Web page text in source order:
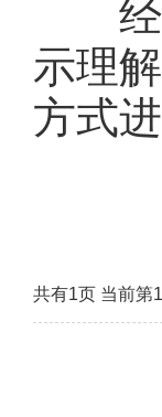
经与
示理
方式
共有1页 当前第